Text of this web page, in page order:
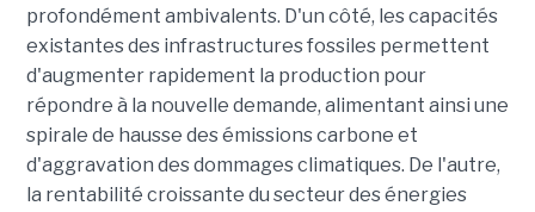
profondément ambivalents. D'un côté, les capacités
existantes des infrastructures fossiles permettent
d'augmenter rapidement la production pour
répondre à la nouvelle demande, alimentant ainsi une
spirale de hausse des émissions carbone et
d'aggravation des dommages climatiques. De l'autre,
la rentabilité croissante du secteur des énergies